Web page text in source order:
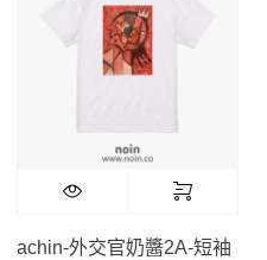
achin-外交官奶醬2A-短袖